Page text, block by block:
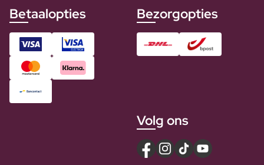
Betaalopties Bezorgopties
Volg ons